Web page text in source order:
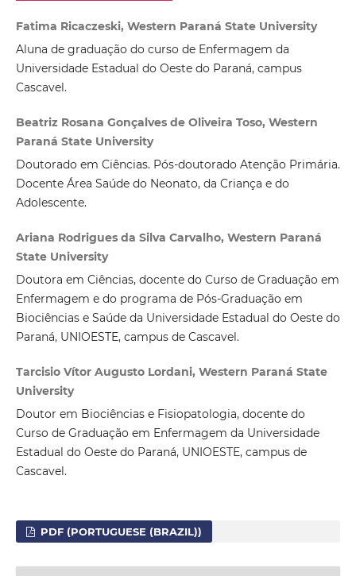
Fatima Ricaczeski, Western Paraná State University
Aluna de graduação do curso de Enfermagem da
Universidade Estadual do Oeste do Paraná, campus
Cascavel.
Beatriz Rosana Gonçalves de Oliveira Toso, Western
Paraná State University
Doutorado em Ciências. Pós-doutorado Atenção Primária.
Docente Área Saúde do Neonato, da Criança e do
Adolescente.
Ariana Rodrigues da Silva Carvalho, Western Paraná
State University
Doutora em Ciências, docente do Curso de Graduação em
Enfermagem e do programa de Pós-Graduação em
Biociências e Saúde da Universidade Estadual do Oeste do
Paraná, UNIOESTE, campus de Cascavel.
Tarcisio Vítor Augusto Lordani, Western Paraná State
University
Doutor em Biociências e Fisiopatologia, docente do
Curso de Graduação em Enfermagem da Universidade
Estadual do Oeste do Paraná, UNIOESTE, campus de
Cascavel.
PDF (PORTUGUESE (BRAZIL))